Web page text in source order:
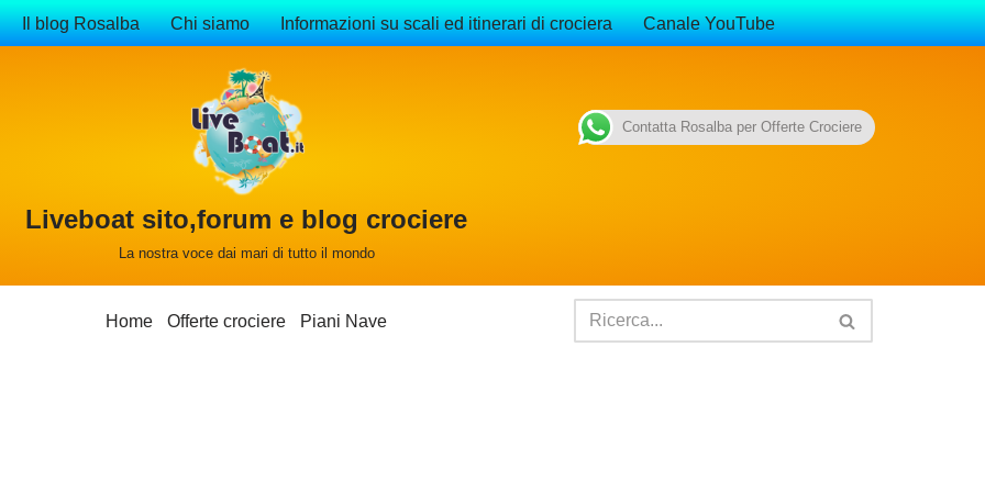
Il blog Rosalba Chi siamo Informazioni su scali ed itinerari di crociera Canale YouTube
Liveboat sito,forum e blog crociere
La nostra voce dai mari di tutto il mondo
Home Offerte crociere Piani Nave
Contatta Rosalba per Offerte Crociere